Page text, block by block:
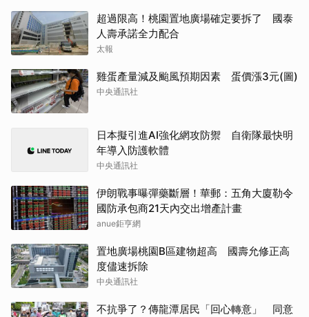
超過限高！桃園置地廣場確定要拆了 國泰
人壽承諾全力配合
太報
雞蛋產量減及颱風預期因素 蛋價漲3元(圖)
中央通訊社
日本擬引進AI強化網攻防禦 自衛隊最快明
年導入防護軟體
中央通訊社
伊朗戰事曝彈藥斷層！華郵：五角大廈勒令
國防承包商21天內交出增產計畫
anue鉅亨網
置地廣場桃園B區建物超高 國壽允修正高
度儘速拆除
中央通訊社
不抗爭了？傳龍潭居民「回心轉意」 同意